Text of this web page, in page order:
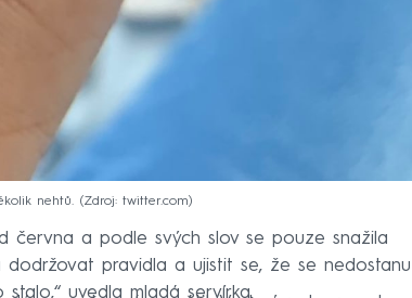
nehtů. Zdroj: twitter.com
června a podle svých slov se pouze snažila
dodržovat pravidla a ujistit se, že se nedostanu
uvedla mladá servírka.